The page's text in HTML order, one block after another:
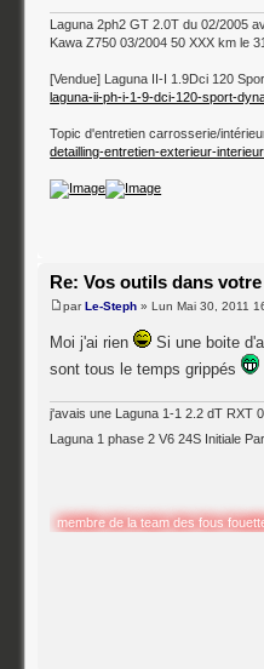
Laguna 2ph2 GT 2.0T du 02/2005
Kawa Z750 03/2004 50 XXX km le
[Vendue] Laguna II-I 1.9Dci 120
laguna-ii-ph-i-1-9-dci-120-sport-
Topic d'entretien carrosserie/
detailling-entretien-exterieur-
Re: Vos outils dans
parLe-Steph » Lun Mai 30, 2011
Moi j'ai rien Si une boite
sont tous le temps grippés
j'avais une Laguna 1-1 2.2 dT RXT
Laguna 1 phase 2 V6 24S Initiale
membre de la team des fous